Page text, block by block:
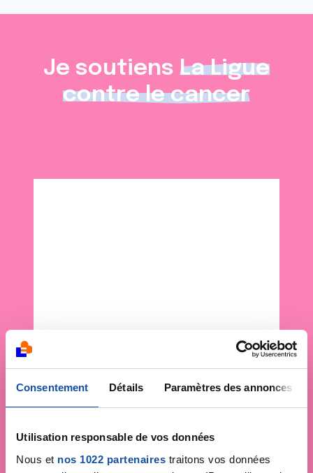
Consentement Détails Paramètres des annonces
Utilisation responsable de vos données
Nous et nos 1022 partenaires traitons vos données
Je soutiens La Ligue
contre le cancer